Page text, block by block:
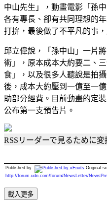
中山先生」，動畫電影「孫
各有專長、卻有共同理想的
打拚，最後做了不平凡的事
邱立偉說，「孫中山」一片
術」，原本成本大約要二、
食」，以及很多人聽說是拍
後，成本大約壓到一億至一
助部分經費。目前動畫的定
公布第一支預告片。
RSSリーダーで見るために
Published by
Original
http://forum.udn.com/forum/NewsLetter/
載入更多